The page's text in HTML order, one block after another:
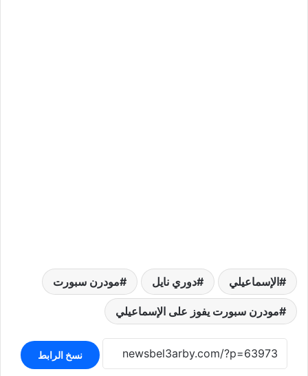
الإسماعيلي دوري نايل مودرن سبورت
مودرن سبورت يفوز على الإسماعيلي
نسخ الرابط